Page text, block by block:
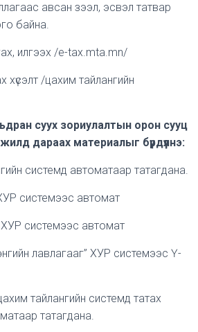
авсан зээл, эсвэл татвар
байна.
илгээх /e-tax.mta.mn/
хүсэлт /цахим тайлангийн
суух зориулалтын орон сууц
дараах материалыг бүрдүүлнэ:
системд автоматаар татагдана.
системээс автомат
ХУР системээс автомат
лавлагааг” ХУР системээс Ү-
тайлангийн системд татах
татагдана.